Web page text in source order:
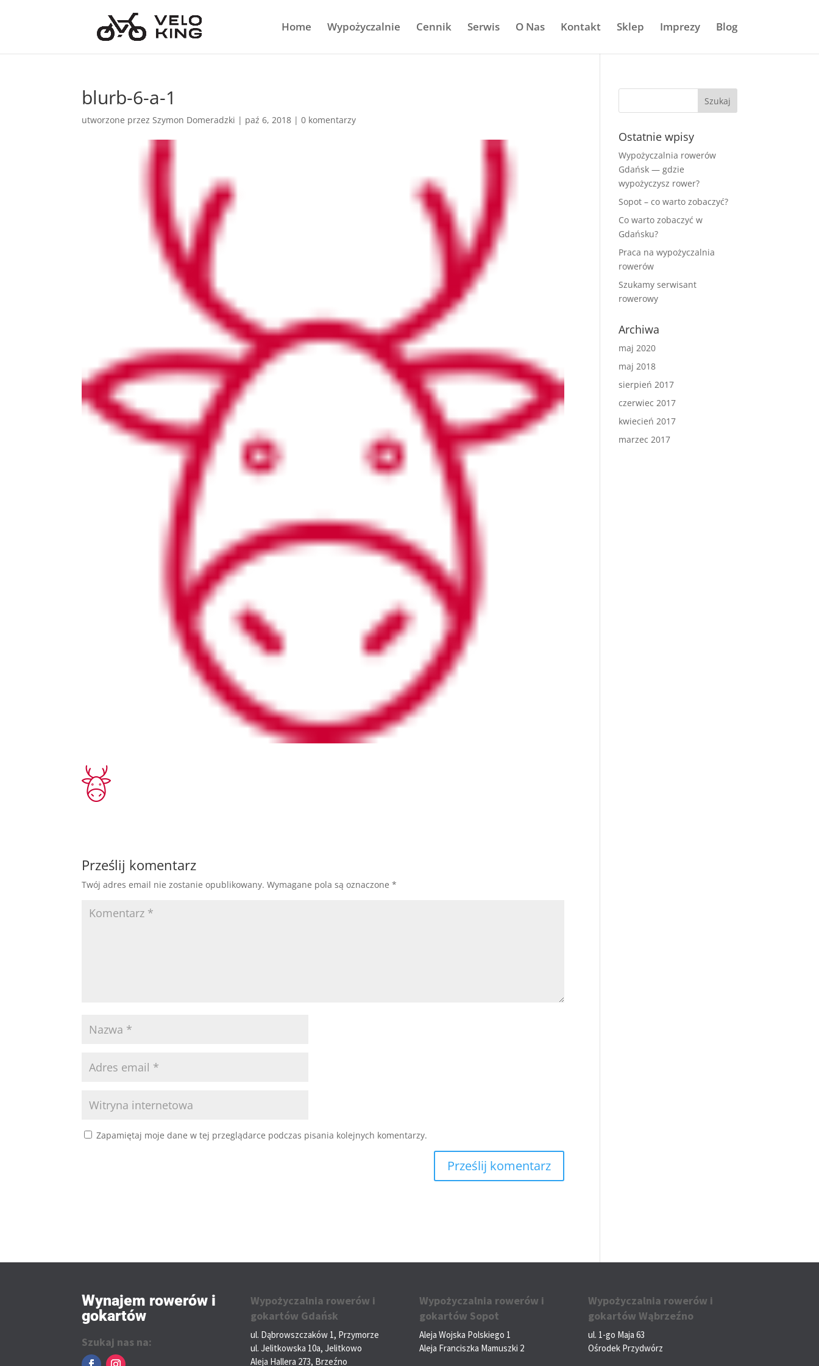
Home Wypożyczalnie Cennik Serwis O Nas Kontakt Sklep Imprezy Blog
blurb-6-a-1
utworzone przezSzymon Domeradzki | paź 6, 2018 |0 komentarzy
Prześlij komentarz
Twój adres email nie zostanie opublikowany. Wymagane pola są oznaczone*
Zapamiętaj moje dane w tej przeglądarce podczas pisania kolejnych komentarzy.
Ostatnie wpisy
Wypożyczalnia rowerów
Gdańsk — gdzie
wypożyczysz rower?
Sopot – co warto zobaczyć?
Co warto zobaczyć w
Gdańsku?
Praca na wypożyczalnia
rowerów
Szukamy serwisant
rowerowy
Archiwa
maj 2020
maj 2018
sierpień 2017
czerwiec 2017
kwiecień 2017
marzec 2017
Wynajem rowerów i
gokartów
Szukaj nas na:
Wypożyczalnia rowerów i
gokartów Gdańsk
ul. Dąbrowszczaków 1, Przymorze
ul. Jelitkowska 10a, Jelitkowo
Aleja Hallera 273, Brzeźno
Wypożyczalnia rowerów i
gokartów Sopot
Aleja Wojska Polskiego 1
Aleja Franciszka Mamuszki 2
Wypożyczalnia rowerów i
gokartów Wąbrzeźno
ul. 1-go Maja 63
Ośrodek Przydwórz